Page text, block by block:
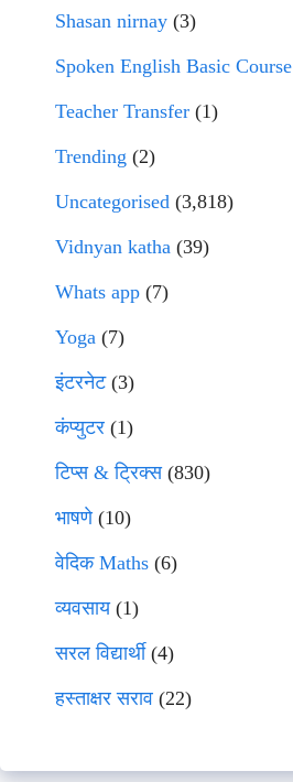
Shasan nirnay (3)
Spoken English Basic Course
Teacher Transfer (1)
Trending (2)
Uncategorised (3,818)
Vidnyan katha (39)
Whats app (7)
Yoga (7)
इंटरनेट(3)
कंप्युटर (1)
टिप्स & ट्रिक्स(830)
भाषणे(10)
वेदिक Maths (6)
व्यवसाय(1)
सरल विद्यार्थी(4)
हस्ताक्षर सराव (22)